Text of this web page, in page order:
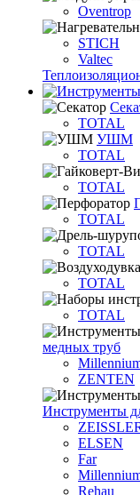
Oventrop
STICH
Valtec
TOTAL
УШМ
TOTAL
TOTAL
TOTAL
TOTAL
TOTAL
TOTAL
медных труб
ZENTEN
Инструменты
ELSEN
Far
Rehau